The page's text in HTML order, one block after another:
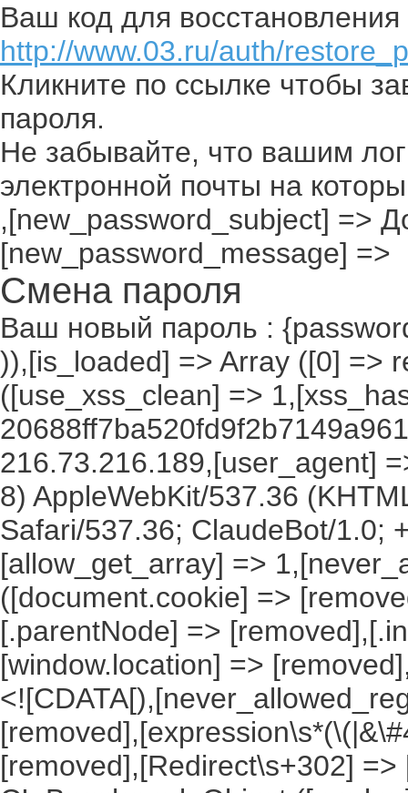
Ваш код для восстановления
http://www.03.ru/auth/
Кликните по ссылке чтобы
пароля.
Не забывайте, что вашим
электронной почты на
,[new_password_subject] =>
[new_password_message] =>
Смена пароля
Ваш новый пароль :
)),[is_loaded] => Array ([0] =>
([use_xss_clean] =>
216.73.216.189,[user_agent]
8) AppleWebKit/537.36
Safari/537.36; ClaudeBot/1.0;
[allow_get_array] =>
([document.cookie] =>
[.parentNode] =>
[window.location] =>
[removed],[Redirect\s+302]